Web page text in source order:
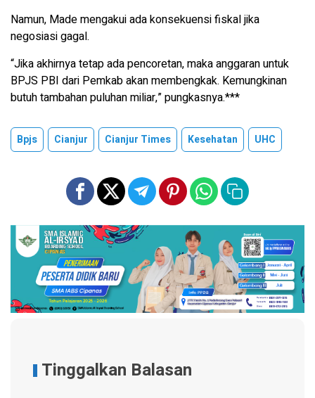
Namun, Made mengakui ada konsekuensi fiskal jika
negosiasi gagal.
“Jika akhirnya tetap ada pencoretan, maka anggaran untuk
BPJS PBI dari Pemkab akan membengkak. Kemungkinan
butuh tambahan puluhan miliar,” pungkasnya.***
Bpjs Cianjur Cianjur Times Kesehatan UHC
Tinggalkan Balasan